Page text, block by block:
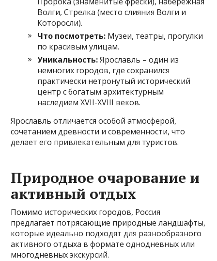
Волги, Стрелка (место слияния Волги и
Которосли).
Что посмотреть: Музеи, театры, прогулки
по красивым улицам.
Уникальность:Ярославль – один из
немногих городов, где сохранился
практически нетронутый исторический
центр с богатым архитектурным
наследием XVII-XVIII веков.
Ярославль отличается особой атмосферой,
сочетанием древности и современности, что
делает его привлекательным для туристов.
Природное очарование и
активный отдых
Помимо исторических городов, Россия
предлагает потрясающие природные ландшафты,
которые идеально подходят для разнообразного
активного отдыха в формате однодневных или
многодневных экскурсий.